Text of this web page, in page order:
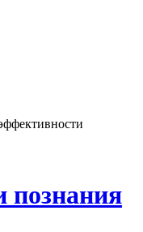
познания